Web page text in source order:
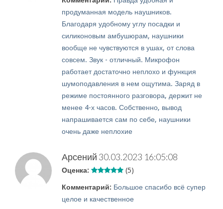
продуманная модель наушников.
Благодаря удобному углу посадки и
силиконовым амбушюрам, наушники
вообще не чувствуются в ушах, от слова
совсем. Звук - отличный. Микрофон
работает достаточно неплохо и функция
шумоподавления в нем ощутима. Заряд в
режиме постоянного разговора, держит не
менее 4-х часов. Собственно, вывод
напрашивается сам по себе, наушники
очень даже неплохие
Арсений 30.03.2023 16:05:08
Оценка: (5)
Комментарий: Большое спасибо всё супер
целое и качественное